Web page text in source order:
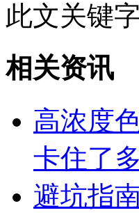
此文关键字
相关资讯
高浓度
卡住了
避坑指